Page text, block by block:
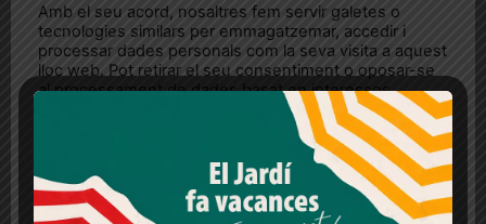
Amb el seu acord, nosaltres fem servir galetes o
tecnologies similars per emmagatzemar, accedir i
processar dades personals com la seva visita a aquest
lloc web. Pot retirar el seu consentiment o oposar-se
al processament de dades basat en interessos
legítims en qualsevol moment fent clic a "Ajustos de
cookies" o a la nostra Política de privacitat en aquest
lloc web. Si cliques "acceptar" dones el teu